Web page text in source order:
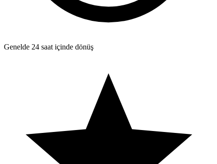
Genelde 24 saat içinde dönüş